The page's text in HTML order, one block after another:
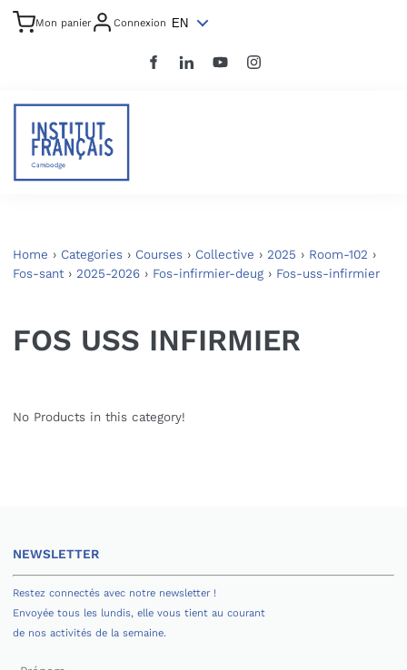
Mon panier Connexion EN
Home › Categories › Courses › Collective › 2025 › Room-102 ›
Fos-sant› 2025-2026 › Fos-infirmier-deug › Fos-uss-infirmier
FOS USS INFIRMIER
No Products in this category!
NEWSLETTER
Restez connectés avec notre newsletter !
Envoyée tous les lundis, elle vous tient au courant
de nos activités de la semaine.